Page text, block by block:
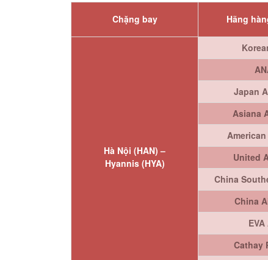
Chặng bay Hãng
Hà Nội (HAN) –
Hyannis (HYA)
Japan
Asiana
United
China
China
Cathay